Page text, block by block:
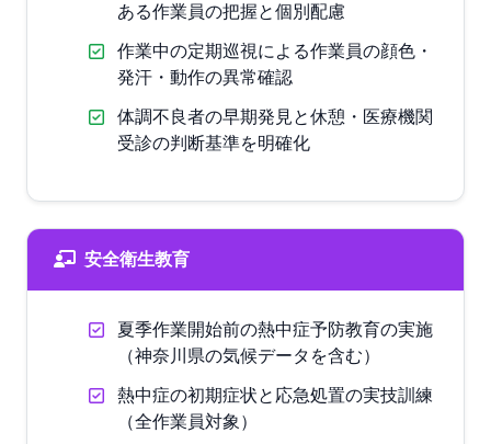
ある作業員の把握と個別配慮
作業中の定期巡視による作業員の顔色・
発汗・動作の異常確認
体調不良者の早期発見と休憩・医療機関
受診の判断基準を明確化
安全衛生教育
夏季作業開始前の熱中症予防教育の実施
（神奈川県の気候データを含む）
熱中症の初期症状と応急処置の実技訓練
（全作業員対象）